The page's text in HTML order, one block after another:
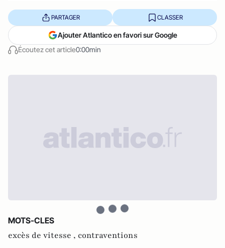
Écoutez cet article0:00min
PARTAGER CLASSER
Ajouter Atlantico en favori sur Google
MOTS-CLES
excès de vitesse , contraventions